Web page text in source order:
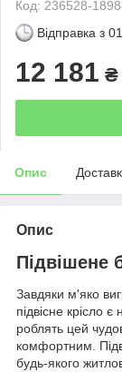
Код: 236528-
Відправка з
12 181 ₴
Опис
Опис
Підвішене
Завдяки м'яко
підвісне крісло
роблять цей
комфортним.
будь-якого